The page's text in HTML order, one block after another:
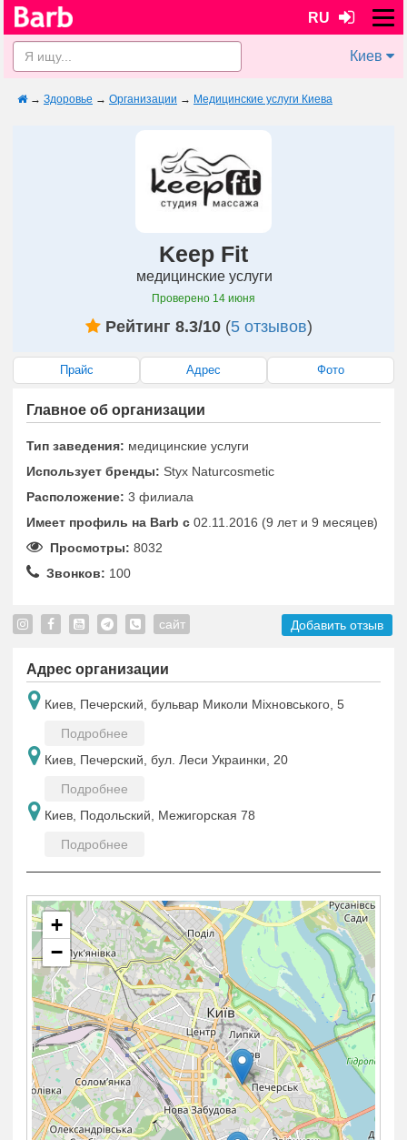
RU
Киев
→ Здоровье → Организации → Медицинские услуги Киева
Keep Fit
медицинские услуги
Проверено 14 июня
Рейтинг 8.3/10 (5 отзывов)
Прайс Адрес Фото
Главное об организации
Тип заведения: медицинские услуги
Использует бренды: Styx Naturcosmetic
Расположение: 3 филиала
Имеет профиль на Barb c 02.11.2016 (9 лет и 9 месяцев)
Просмотры: 8032
Звонков: 100
сайт Добавить отзыв
Адрес организации
Киев, Печерский, бульвар Миколи Міхновського, 5
Подробнее
Киев, Печерский, бул. Леси Украинки, 20
Подробнее
Киев, Подольский, Межигорская 78
Подробнее
+
−